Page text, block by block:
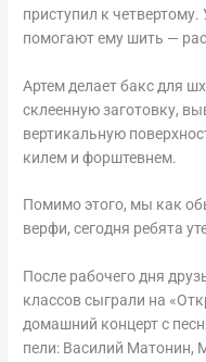
приступил к
помогают ему шить —
Артем делает бакс для
склеенную заготовку,
вертикальную
килем и форштевнем.
Помимо этого, мы как
верфи, сегодня ребята
После рабочего дня
классов сыграли на
домашний концерт с
пели: Василий Матонин,